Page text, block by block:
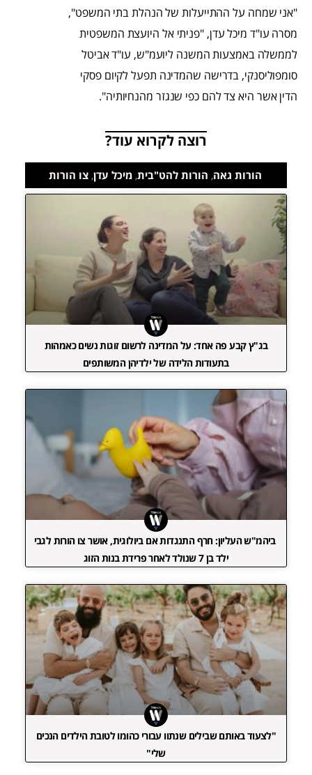
"אני שמחה על ההתייעלות של הנהלת בתי המשפט",
מסרה עו"ד מיכל עדן, "פניתי אל היועצת המשפטית
לממשלה באמצעות המשנה ליועמ"ש, עו"ד אביטל
סומפוליסנקי, בדרישה שהמדינה תפעל לקיום פסקי
הדין אשר היא צד להם כפי שנגזר מהנחיותיה".
רוצה לקרוא עוד?
הורות גאה, הורות להט"בית, מיכל עדן, צו הורות
בג"ץ קבע פה אחד: על המדינה לרשום זוגות נשים כאמהות
בתעודות הלידה של ילדיהן המשותפים
ביהמ"ש העליון: חרף התנגדות אם ביולוגית, אושר צו הורות לגבי
ילד בן 7 שנולד לאחר פרידת בנות הזוג
"לצעוד באותם שבילים שנתוו עבורי כהומו לטובת הילדים הנכים
שלי"